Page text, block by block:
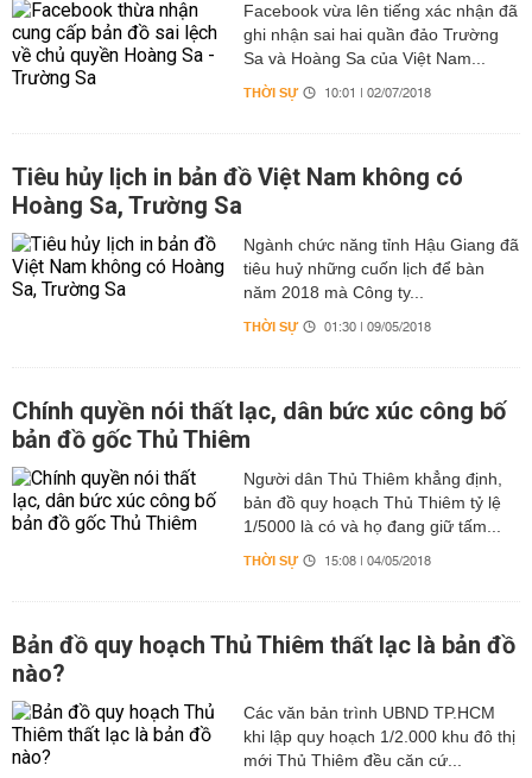
Facebook vừa lên tiếng xác nhận đã
ghi nhận sai hai quần đảo Trường
Sa và Hoàng Sa của Việt Nam...
THỜI SỰ 10:01 | 02/07/2018
Tiêu hủy lịch in bản đồ Việt Nam không có
Hoàng Sa, Trường Sa
Ngành chức năng tỉnh Hậu Giang đã
tiêu huỷ những cuốn lịch để bàn
năm 2018 mà Công ty...
THỜI SỰ 01:30 | 09/05/2018
Chính quyền nói thất lạc, dân bức xúc công bố
bản đồ gốc Thủ Thiêm
Người dân Thủ Thiêm khẳng định,
bản đồ quy hoạch Thủ Thiêm tỷ lệ
1/5000 là có và họ đang giữ tấm...
THỜI SỰ 15:08 | 04/05/2018
Bản đồ quy hoạch Thủ Thiêm thất lạc là bản đồ
nào?
Các văn bản trình UBND TP.HCM
khi lập quy hoạch 1/2.000 khu đô thị
mới Thủ Thiêm đều căn cứ...